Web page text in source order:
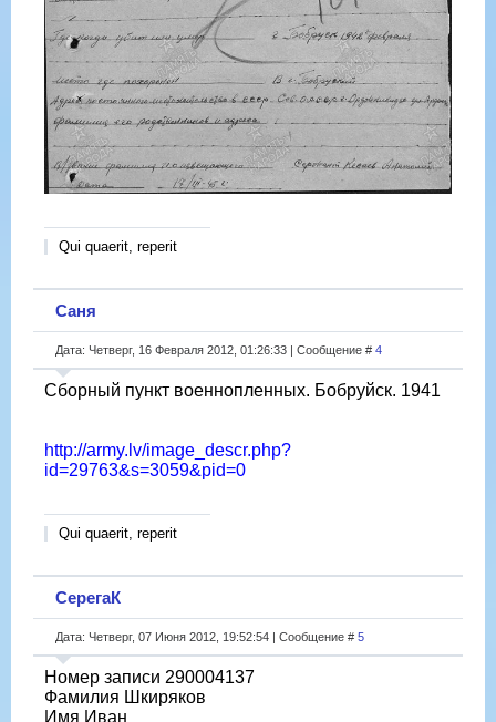
Qui quaerit, reperit
Саня
Дата: Четверг, 16 Февраля 2012, 01:26:33 | Сообщение # 4
Сборный пункт военнопленных. Бобруйск. 1941
http://army.lv/image_descr.php?
id=29763&s=3059&pid=0
Qui quaerit, reperit
СерегаК
Дата: Четверг, 07 Июня 2012, 19:52:54 | Сообщение # 5
Номер записи 290004137
Фамилия Шкиряков
Имя Иван